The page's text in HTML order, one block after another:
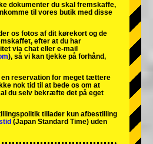
dokumenter du skal fremskaffe,
til vores butik med disse
os fotos af dit kørekort og de
efter at du har
via chat eller e-mail
), så vi kan tjekke på forhånd,
en reservation for meget tættere
nok tid til at bede os om at
du selv bekræfte det på eget
tillader kun afbestilling
(Japan Standard Time) uden